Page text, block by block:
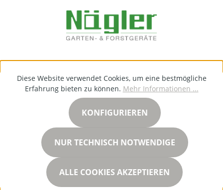
Diese Website verwendet Cookies, um eine bestmögliche
Erfahrung bieten zu können. Mehr Informationen ...
NUR TECHNISCH NOTWENDIGE
KONFIGURIEREN
ALLE COOKIES AKZEPTIEREN